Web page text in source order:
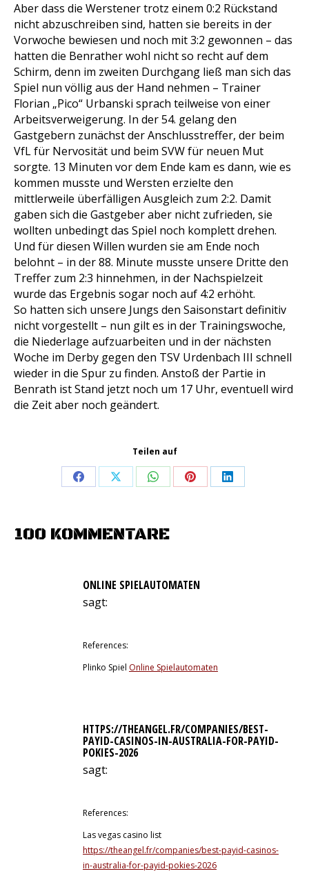
Aber dass die Werstener trotz einem 0:2 Rückstand
nicht abzuschreiben sind, hatten sie bereits in der
Vorwoche bewiesen und noch mit 3:2 gewonnen – das
hatten die Benrather wohl nicht so recht auf dem
Schirm, denn im zweiten Durchgang ließ man sich das
Spiel nun völlig aus der Hand nehmen – Trainer
Florian „Pico“ Urbanski sprach teilweise von einer
Arbeitsverweigerung. In der 54. gelang den
Gastgebern zunächst der Anschlusstreffer, der beim
VfL für Nervosität und beim SVW für neuen Mut
sorgte. 13 Minuten vor dem Ende kam es dann, wie es
kommen musste und Wersten erzielte den
mittlerweile überfälligen Ausgleich zum 2:2. Damit
gaben sich die Gastgeber aber nicht zufrieden, sie
wollten unbedingt das Spiel noch komplett drehen.
Und für diesen Willen wurden sie am Ende noch
belohnt – in der 88. Minute musste unsere Dritte den
Treffer zum 2:3 hinnehmen, in der Nachspielzeit
wurde das Ergebnis sogar noch auf 4:2 erhöht.
So hatten sich unsere Jungs den Saisonstart definitiv
nicht vorgestellt – nun gilt es in der Trainingswoche,
die Niederlage aufzuarbeiten und in der nächsten
Woche im Derby gegen den TSV Urdenbach III schnell
wieder in die Spur zu finden. Anstoß der Partie in
Benrath ist Stand jetzt noch um 17 Uhr, eventuell wird
die Zeit aber noch geändert.
Teilen auf
Share
Facebook
Share
X
Share
WhatsApp
Share Share
100 KOMMENTARE
ONLINE SPIELAUTOMATEN
sagt:
References:
Plinko Spiel Online Spielautomaten
HTTPS://THEANGEL.FR/COMPANIES/BEST-
PAYID-CASINOS-IN-AUSTRALIA-FOR-PAYID-
POKIES-2026
sagt:
References:
Las vegas casino list
https://theangel.fr/companies/best-payid-casinos-
in-australia-for-payid-pokies-2026